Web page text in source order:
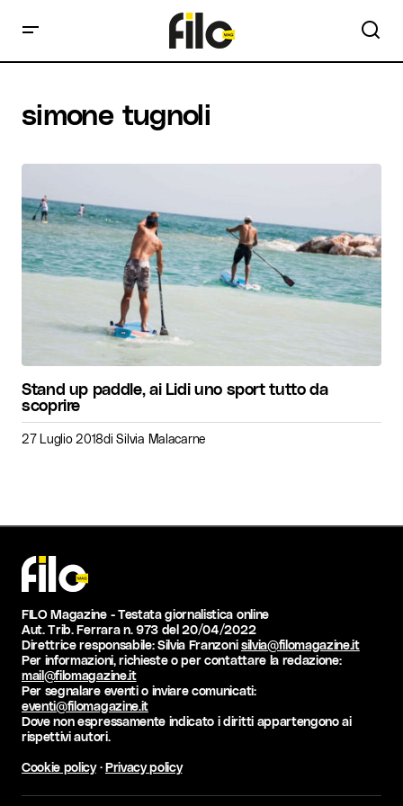
simone tugnoli
Stand up paddle, ai Lidi uno sport tutto da
scoprire
27 Luglio 2018di Silvia Malacarne
FILO Magazine - Testata giornalistica online
Aut. Trib. Ferrara n. 973 del 20/04/2022
Direttrice responsabile: Silvia Franzonisilvia@filomagazine.it
Per informazioni, richieste o per contattare la redazione:
mail@filomagazine.it
Per segnalare eventi o inviare comunicati:
eventi@filomagazine.it
Dove non espressamente indicato i diritti appartengono ai
rispettivi autori.
Cookie policy·Privacy policy